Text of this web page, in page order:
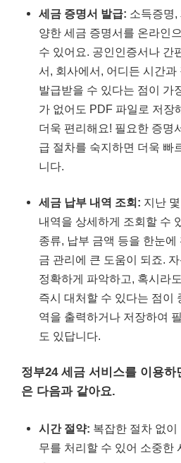
세금 증명서 발급: 소득증명,
양한 세금 증명서를 온라인
수 있어요. 공인인증서나 간
서, 회사에서, 어디든 시간과
발급받을 수 있다는 점이 가
가 없어도 PDF 파일로 저장
더욱 편리해요! 필요한 증명
급 절차를 숙지하면 더욱 빠
니다.
세금 납부 내역 조회: 지난
내역을 상세하게 조회할 수
종류, 납부 금액 등을 한눈에
금 관리에 큰 도움이 되죠.
정확하게 파악하고, 혹시라
즉시 대처할 수 있다는 점이
역을 출력하거나 저장하여
도 있답니다.
정부24 세금 서비스를 이용하
은 다음과 같아요.
시간 절약: 복잡한 절차 없
무를 처리할 수 있어 소중한